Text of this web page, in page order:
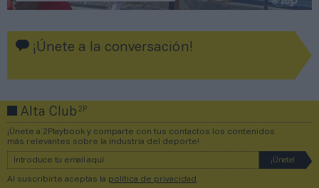
¡Únete a la conversación!
Alta Club2P
¡Únete a 2Playbook y comparte con tus contactos los contenidos
más relevantes sobre la industria del deporte!
Al suscribirte aceptas la política de privacidad